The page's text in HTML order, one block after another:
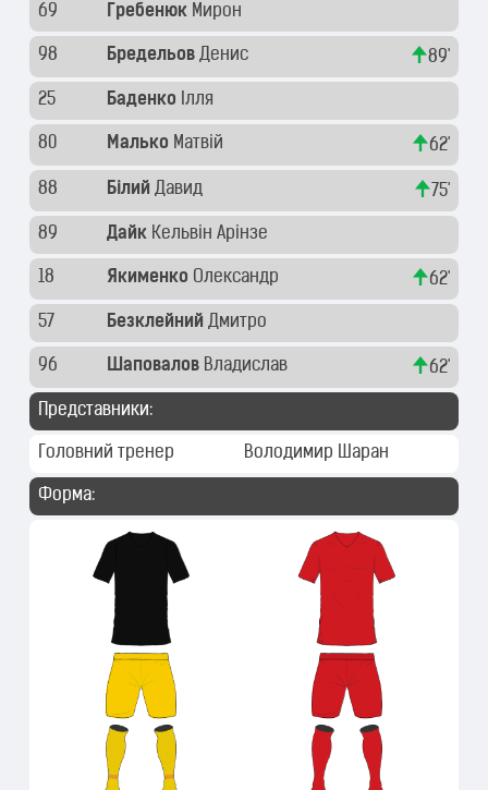
69 Гребенюк Мирон
98 Бредельов Денис 89'
25 Баденко Ілля
80 Малько Матвій 62'
88 Білий Давид 75'
89 Дайк Кельвін Арінзе
18 Якименко Олександр 62'
57 Безклейний Дмитро
96 Шаповалов Владислав 62'
Представники:
Головний тренер Володимир Шаран
Форма: